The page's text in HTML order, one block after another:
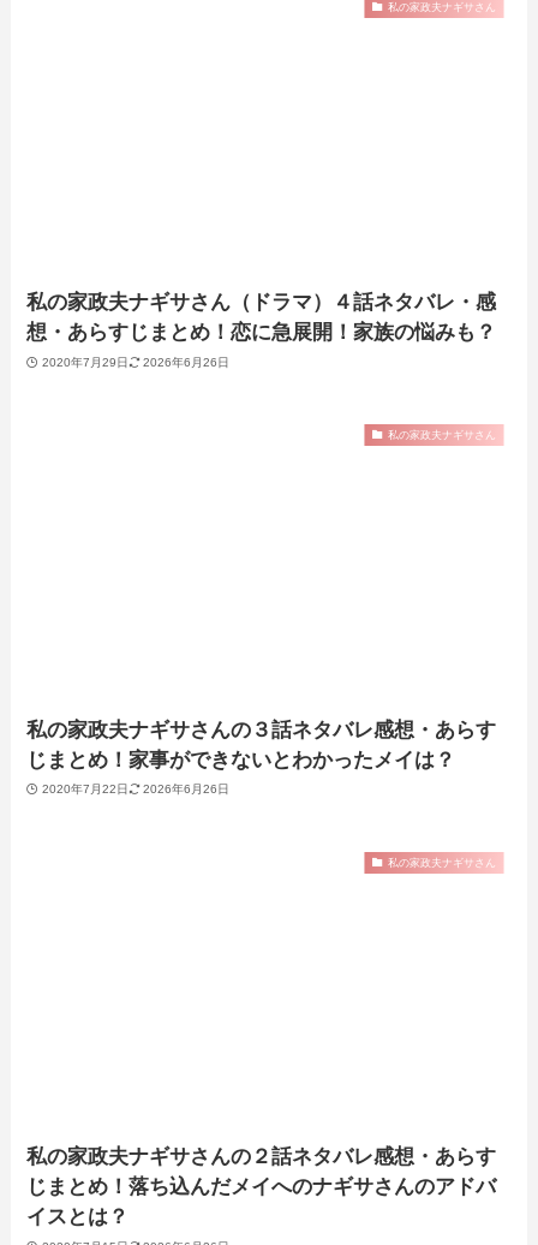
私の家政夫ナギサさん
私の家政夫ナギサさん（ドラマ）４話ネタバレ・感
想・あらすじまとめ！恋に急展開！家族の悩みも？
2020年7月29日 2026年6月26日
私の家政夫ナギサさん
私の家政夫ナギサさんの３話ネタバレ感想・あらす
じまとめ！家事ができないとわかったメイは？
2020年7月22日 2026年6月26日
私の家政夫ナギサさん
私の家政夫ナギサさんの２話ネタバレ感想・あらす
じまとめ！落ち込んだメイへのナギサさんのアドバ
イスとは？